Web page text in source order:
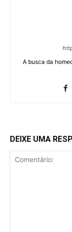
A busca da
DEIXE UMA